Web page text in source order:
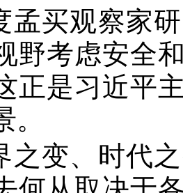
孟买观察家
野考虑安全
正是习近平
之变、时代